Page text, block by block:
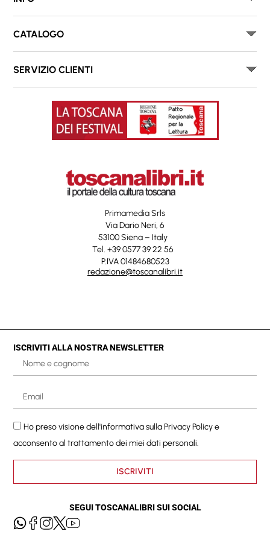
CATALOGO
SERVIZIO CLIENTI
Primamedia Srls
Via Dario Neri, 6
53100 Siena – Italy
Tel. +39 0577 39 22 56
P.IVA 01484680523
redazione@toscanalibri.it
ISCRIVITI ALLA NOSTRA NEWSLETTER
Ho preso visione dell'informativa sullaPrivacy Policye
acconsento al trattamento dei miei dati personali.
ISCRIVITI
SEGUI TOSCANALIBRI SUI SOCIAL